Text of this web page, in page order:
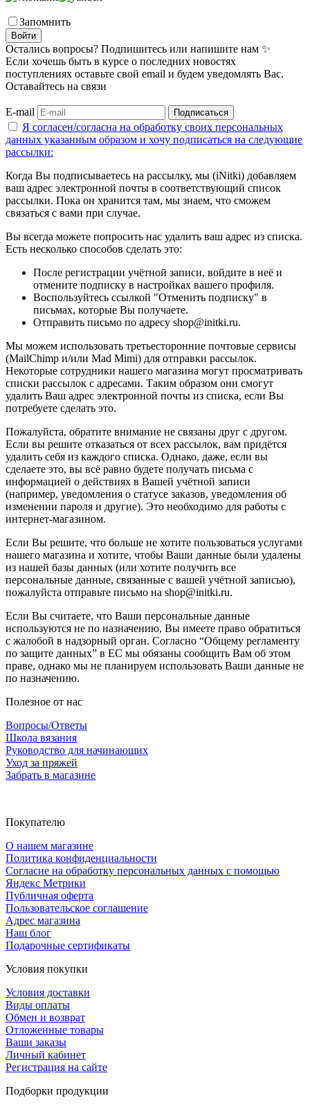
Запомнить
Войти
Остались вопросы? Подпишитесь или напишите нам ✨
Если хочешь быть в курсе о последних новостях
поступлениях оставьте свой email и будем уведомлять Вас.
Оставайтесь на связи
E-mail Подписаться
Я согласен/согласна на обработку своих персональных
данных указанным образом и хочу подписаться на следующие
рассылки:
Когда Вы подписываетесь на рассылку, мы (iNitki) добавляем
ваш адрес электронной почты в соответствующий список
рассылки. Пока он хранится там, мы знаем, что сможем
связаться с вами при случае.
Вы всегда можете попросить нас удалить ваш адрес из списка.
Есть несколько способов сделать это:
После регистрации учётной записи, войдите в неё и
отмените подписку в настройках вашего профиля.
Воспользуйтесь ссылкой "Отменить подписку" в
письмах, которые Вы получаете.
Отправить письмо по адресу shop@initki.ru.
Мы можем использовать третьесторонние почтовые сервисы
(MailChimp и/или Mad Mimi) для отправки рассылок.
Некоторые сотрудники нашего магазина могут просматривать
списки рассылок с адресами. Таким образом они смогут
удалить Ваш адрес электронной почты из списка, если Вы
потребуете сделать это.
Пожалуйста, обратите внимание не связаны друг с другом.
Если вы решите отказаться от всех рассылок, вам придётся
удалить себя из каждого списка. Однако, даже, если вы
сделаете это, вы всё равно будете получать письма с
информацией о действиях в Вашей учётной записи
(например, уведомления о статусе заказов, уведомления об
изменении пароля и другие). Это необходимо для работы с
интернет-магазином.
Если Вы решите, что больше не хотите пользоваться услугами
нашего магазина и хотите, чтобы Ваши данные были удалены
из нашей базы данных (или хотите получить все
персональные данные, связанные с вашей учётной записью),
пожалуйста отправьте письмо на shop@initki.ru.
Если Вы считаете, что Ваши персональные данные
используются не по назначению, Вы имеете право обратиться
с жалобой в надзорный орган. Согласно “Общему регламенту
по защите данных” в ЕС мы обязаны сообщить Вам об этом
праве, однако мы не планируем использовать Ваши данные не
по назначению.
Полезное от нас
Вопросы/Ответы
Школа вязания
Руководство для начинающих
Уход за пряжей
Забрать в магазине
Покупателю
О нашем магазине
Политика конфиденциальности
Согласие на обработку персональных данных с помощью
Яндекс Метрики
Публичная оферта
Пользовательское соглашение
Адрес магазина
Наш блог
Подарочные сертификаты
Условия покупки
Условия доставки
Виды оплаты
Обмен и возврат
Отложенные товары
Ваши заказы
Личный кабинет
Регистрация на сайте
Подборки продукции